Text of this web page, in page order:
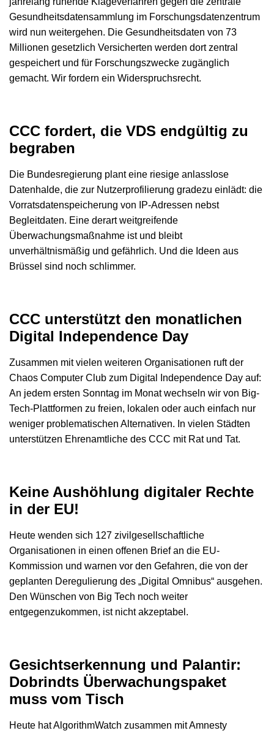
Gesundheitsdatensammlung im Forschungsdatenzentrum
wird nun weitergehen. Die Gesundheitsdaten von 73
Millionen gesetzlich Versicherten werden dort zentral
gespeichert und für Forschungszwecke zugänglich
gemacht. Wir fordern ein Widerspruchsrecht.
CCC fordert, die VDS endgültig zu
begraben
Die Bundesregierung plant eine riesige anlasslose
Datenhalde, die zur Nutzerprofilierung gradezu einlädt: die
Vorratsdatenspeicherung von IP-Adressen nebst
Begleitdaten. Eine derart weitgreifende
Überwachungsmaßnahme ist und bleibt
unverhältnismäßig und gefährlich. Und die Ideen aus
Brüssel sind noch schlimmer.
CCC unterstützt den monatlichen
Digital Independence Day
Zusammen mit vielen weiteren Organisationen ruft der
Chaos Computer Club zum Digital Independence Day auf:
An jedem ersten Sonntag im Monat wechseln wir von Big-
Tech-Plattformen zu freien, lokalen oder auch einfach nur
weniger problematischen Alternativen. In vielen Städten
unterstützen Ehrenamtliche des CCC mit Rat und Tat.
Keine Aushöhlung digitaler Rechte
in der EU!
Heute wenden sich 127 zivilgesellschaftliche
Organisationen in einen offenen Brief an die EU-
Kommission und warnen vor den Gefahren, die von der
geplanten Deregulierung des „Digital Omnibus“ ausgehen.
Den Wünschen von Big Tech noch weiter
entgegenzukommen, ist nicht akzeptabel.
Gesichtserkennung und Palantir:
Dobrindts Überwachungspaket
muss vom Tisch
Heute hat AlgorithmWatch zusammen mit Amnesty